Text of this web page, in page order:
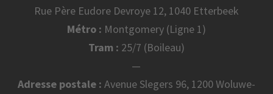
Rue Père Eudore Devroye 12, 1040 Etterbeek
Métro : Montgomery (Ligne 1)
Tram : 25/7 (Boileau)
—
Adresse postale : Avenue Slegers 96, 1200 Woluwe-